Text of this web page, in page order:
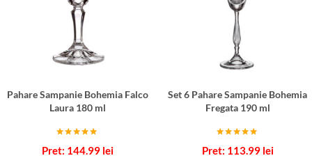
Pahare Sampanie Bohemia Falco
Laura 180 ml
5.00
144.99 lei
Set 6 Pahare Sampanie Bohemia
Fregata 190 ml
5.00
113.99 lei